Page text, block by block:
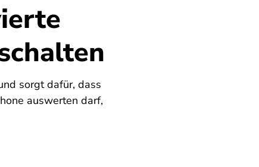
sorgt dafür, dass
auswerten darf,